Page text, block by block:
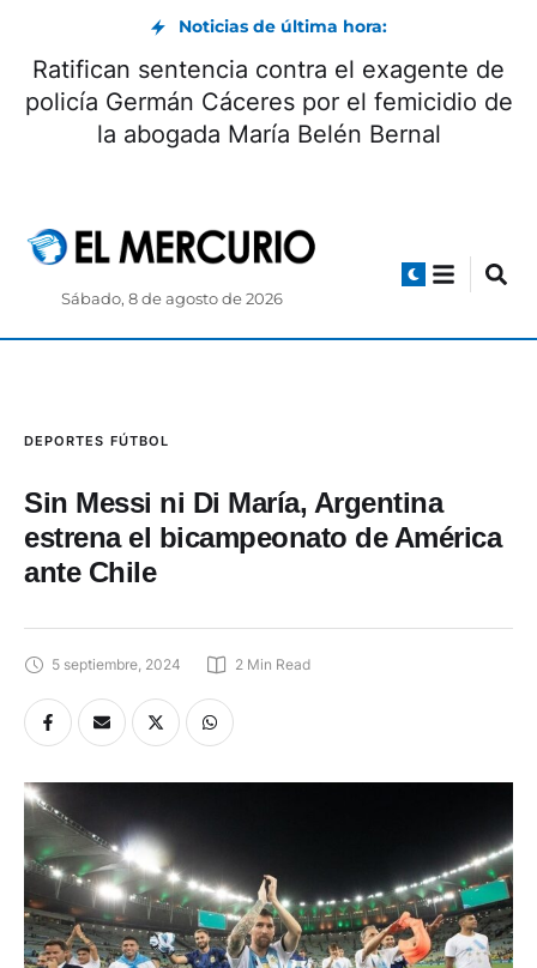
Noticias de última hora:
Ratifican sentencia contra el exagente de
policía Germán Cáceres por el femicidio de
la abogada María Belén Bernal
Sábado, 8 de agosto de 2026
DEPORTES FÚTBOL
Sin Messi ni Di María, Argentina
estrena el bicampeonato de América
ante Chile
5 septiembre, 2024 2 Min Read